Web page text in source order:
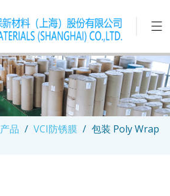
产品 / VCI防锈膜 / 包装 Poly Wrap